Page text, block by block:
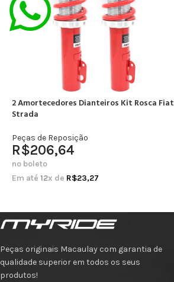
2 Amortecedores Dianteiros Kit Rosca Fiat
Strada
Peças de Reposição
R$206,64
no boleto
Em até 12x de R$23,27
Peças originais Macaulay com garantia de
qualidade superior em todos os seus
produtos!